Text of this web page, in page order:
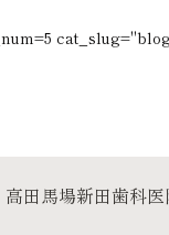
高田馬場新田歯科医